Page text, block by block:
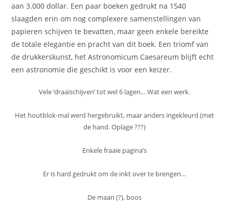
aan 3.000 dollar. Een paar boeken gedrukt na 1540
slaagden erin om nog complexere samenstellingen van
papieren schijven te bevatten, maar geen enkele bereikte
de totale elegantie en pracht van dit boek. Een triomf van
de drukkerskunst, het Astronomicum Caesareum blijft echt
een astronomie die geschikt is voor een keizer.
Vele ‘draaischijven’ tot wel 6 lagen… Wat een werk.
Het houtblok-mal werd hergebruikt, maar anders ingekleurd (met
de hand. Oplage ???)
Enkele fraaie pagina’s
Er is hard gedrukt om de inkt over te brengen…
De maan (?), boos